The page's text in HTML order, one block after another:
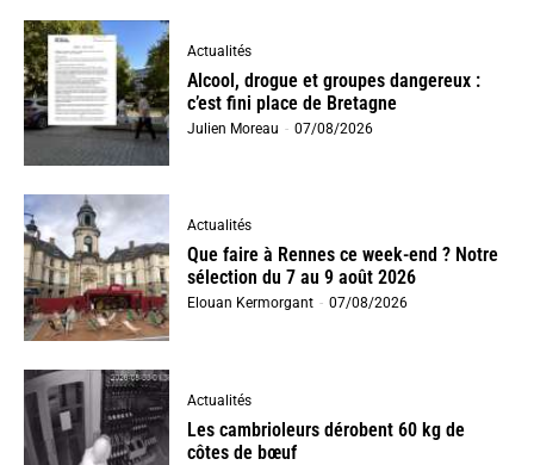
Actualités
Alcool, drogue et groupes dangereux :
c’est fini place de Bretagne
Julien Moreau - 07/08/2026
Actualités
Que faire à Rennes ce week-end ? Notre
sélection du 7 au 9 août 2026
Elouan Kermorgant - 07/08/2026
Actualités
Les cambrioleurs dérobent 60 kg de
côtes de bœuf